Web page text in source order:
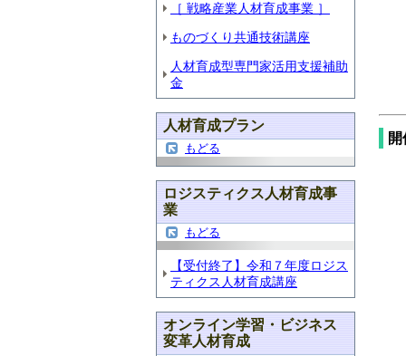
［ 戦略産業人材育成事業 ］
ものづくり共通技術講座
人材育成型専門家活用支援補助
金
人材育成プラン
もどる
ロジスティクス人材育成事
業
もどる
【受付終了】令和７年度ロジス
ティクス人材育成講座
オンライン学習・ビジネス
変革人材育成
◆
(
◆